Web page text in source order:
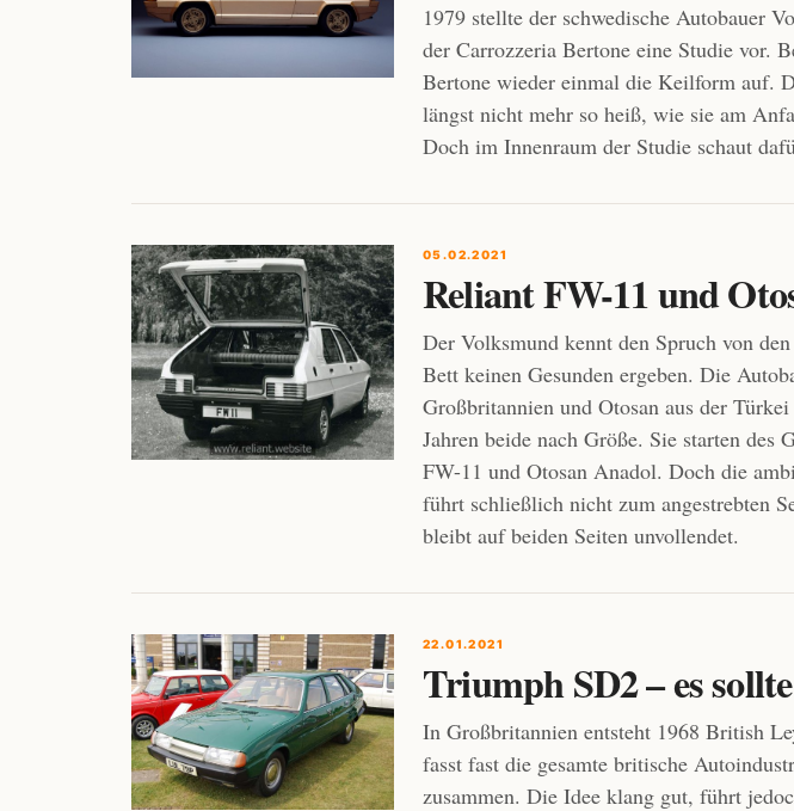
1979 stellte der schwedische Autobauer
der Carrozzeria Bertone eine Studie vor.
Bertone wieder einmal die Keilform auf.
längst nicht mehr so heiß, wie sie am
Doch im Innenraum der Studie schaut
05.02.2021
Reliant FW-11 und
Der Volksmund kennt den Spruch von
Bett keinen Gesunden ergeben. Die
Großbritannien und Otosan aus der
Jahren beide nach Größe. Sie starten des
FW-11 und Otosan Anadol. Doch die
führt schließlich nicht zum angestrebten
bleibt auf beiden Seiten unvollendet.
22.01.2021
Triumph SD2 – es
In Großbritannien entsteht 1968 British
fasst fast die gesamte britische
zusammen. Die Idee klang gut, führt